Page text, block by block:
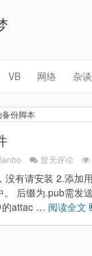
VB 网络 杂谈
份脚本
暂无评论
没有请安装 2.添加
后缀为.pub需发
的attac … 阅读全文